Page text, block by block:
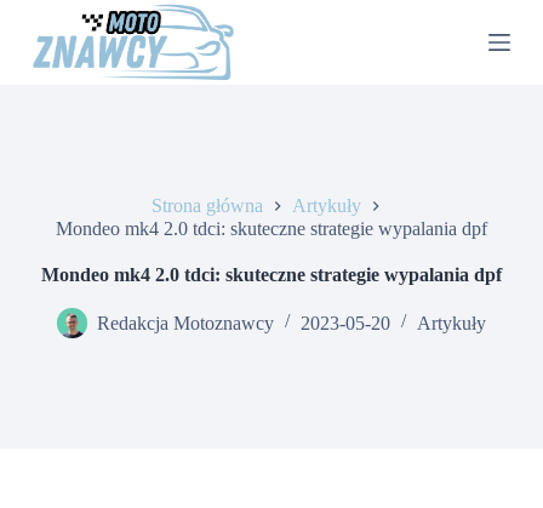
Strona główna
Artykuły
Mondeo mk4 2.0 tdci: skuteczne strategie wypalania dpf
Mondeo mk4 2.0 tdci: skuteczne strategie wypalania dpf
Redakcja Motoznawcy 2023-05-20 Artykuły